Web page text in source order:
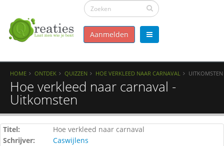
Aanmelden
HOME ONTDEK QUIZZEN HOE VERKLEED NAAR CARNAVAL UITKOMSTEN
Hoe verkleed naar carnaval -
Uitkomsten
Titel:
Hoe verkleed naar carnaval
Schrijver:
Caswijlens